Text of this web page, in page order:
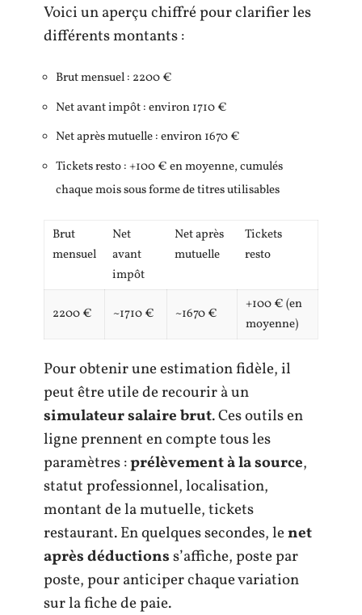
Voici un aperçu chiffré pour clarifier les
différents montants :
Brut mensuel : 2200 €
Net avant impôt : environ 1710 €
Net après mutuelle : environ 1670 €
Tickets resto : +100 € en moyenne, cumulés
chaque mois sous forme de titres utilisables
Brut
mensuel
Net
avant
impôt
Net après
mutuelle
Tickets
resto
2200 € ~1710 € ~1670 €
+100 € (en
moyenne)
Pour obtenir une estimation fidèle, il
peut être utile de recourir à un
simulateur salaire brut. Ces outils en
ligne prennent en compte tous les
paramètres :prélèvement à la source,
statut professionnel, localisation,
montant de la mutuelle, tickets
restaurant. En quelques secondes, lenet
après déductionss’affiche, poste par
poste, pour anticiper chaque variation
sur la fiche de paie.